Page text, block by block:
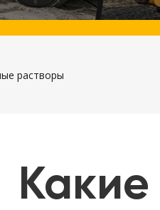
растворы